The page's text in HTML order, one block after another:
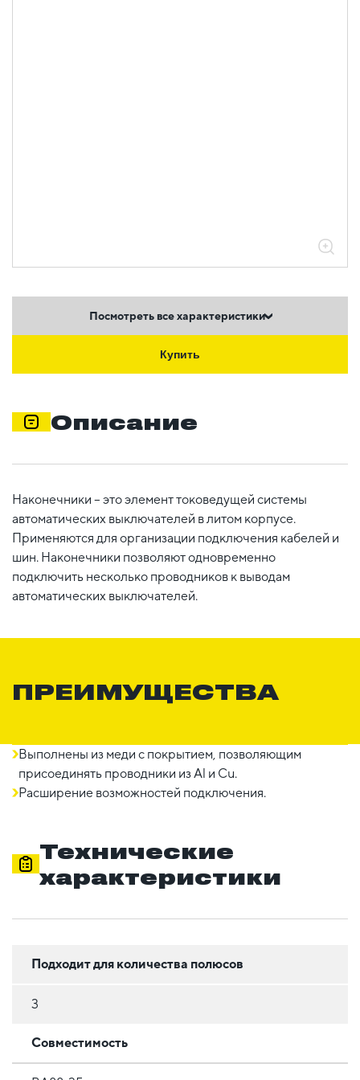
Посмотреть все характеристики
Купить
Описание
Наконечники – это элемент токоведущей системы
автоматических выключателей в литом корпусе.
Применяются для организации подключения кабелей и
шин. Наконечники позволяют одновременно
подключить несколько проводников к выводам
автоматических выключателей.
ПРЕИМУЩЕСТВА
Выполнены из меди с покрытием, позволяющим
присоединять проводники из Al и Cu.
Расширение возможностей подключения.
Технические
характеристики
Подходит для количества полюсов
3
Совместимость